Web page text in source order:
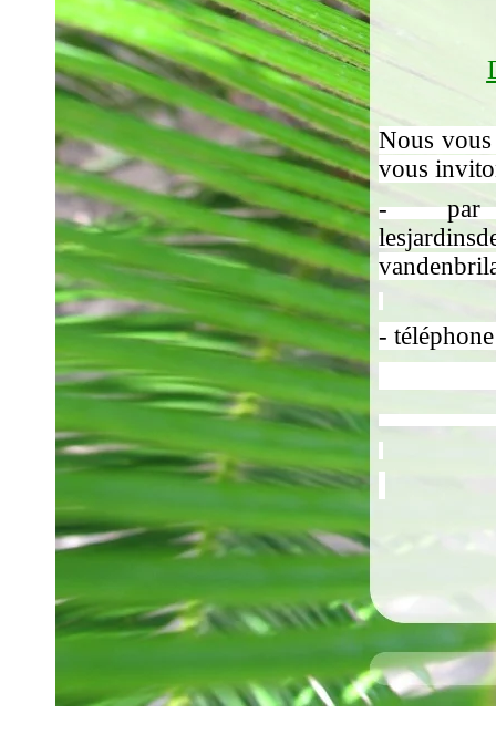
Nous
vous
-par
-
2 rue Balasse à